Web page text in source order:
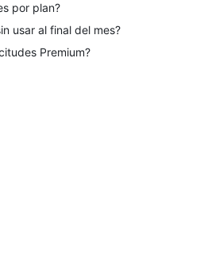
por plan?
usar al final del mes?
Premium?